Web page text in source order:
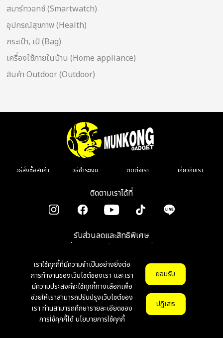
เราใช้คุกกี้ที่มีความจำเป็นอย่างยิ่งต่อ
การทำงานของเว็บไซต์ของเรา และเรา
มีความประสงค์จะใช้คุกกี้ทางเลือกเพื่อ
ช่วยให้เราสามารถปรับปรุงเว็บไซต์ของ
เรา ท่านสามารถศึกษารายละเอียดของ
การใช้คุกกี้ได้นโยบายการใช้คุกกี้
ยอมรับ
ปฏิเสธ
สมาร์ทวอทช์ (Smartwatch)
อุปกรณ์สุขภาพ (Health)
กระเป๋า, เป้ (Bag)
เครื่องใช้ภายในบ้าน (Home appliance)
สินค้า Outdoor (Outdoor)
วิธีสั่งซื้อสินค้า วิธีชำระเงิน ติดต่อเรา เกี่ยวกับเรา
ติดตามเราได้ที่
รับส่วนลดและสิทธิพิเศษ
เมื่อลงทะเบียนรับข่าวสาร รีวิว โปรโมชั่น
© Copyright 2026 munkonggadget. All Right Reserved. v1.1.0